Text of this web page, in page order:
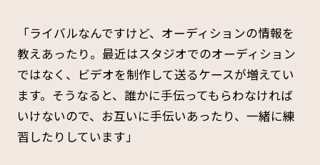
「ライバルなんですけど、オーディションの情報を
教えあったり。最近はスタジオでのオーディション
ではなく、ビデオを制作して送るケースが増えてい
ます。そうなると、誰かに手伝ってもらわなければ
いけないので、お互いに手伝いあったり、一緒に練
習したりしています」